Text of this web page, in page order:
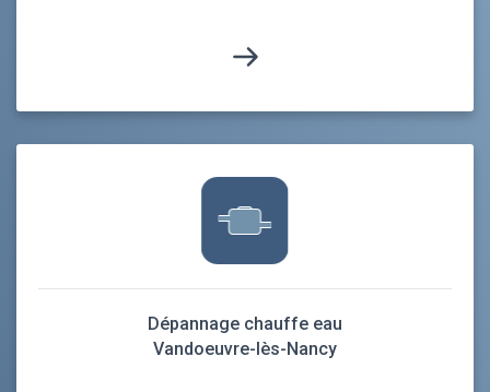
Dépannage chauffe eau
Vandoeuvre-lès-Nancy